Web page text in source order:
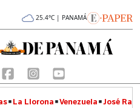
25.4°C | PANAMÁ
La Llorona Venezuela José